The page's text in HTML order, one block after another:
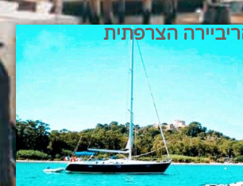
הצרפתית